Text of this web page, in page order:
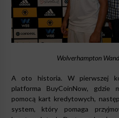
Wolverhampton
A oto historia. W pierwszej
platforma BuyCoinNow, gdzie
pomocą kart kredytowych,
system, który pomaga